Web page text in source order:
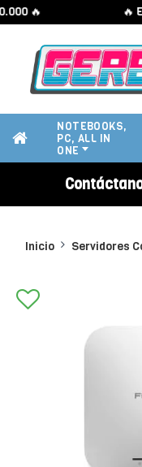
🔥 🔥
NOTEBOOKS,
PC, ALL IN
ONE
Inicio Servidores